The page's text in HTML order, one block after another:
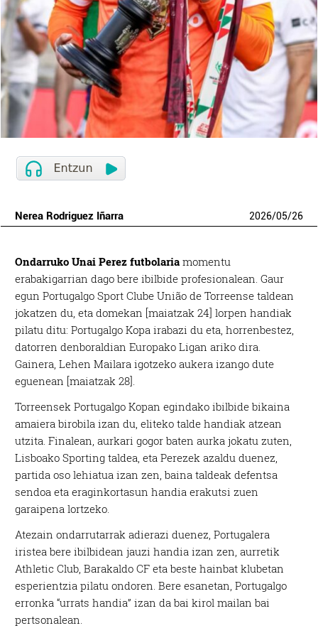
Nerea Rodriguez Iñarra 2026/05/26
OndarrukoUnai Perez futbolaria momentu
erabakigarrian dago bere ibilbide profesionalean. Gaur
egun PortugalgoSport Clube União de Torreense taldean
jokatzen du, eta domekan [maiatzak 24] lorpen handiak
pilatu ditu: Portugalgo Kopa irabazi du eta, horrenbestez,
datorren denboraldian Europako Ligan ariko dira.
Gainera, Lehen Mailara igotzeko aukera izango dute
eguenean [maiatzak 28].
Torreensek Portugalgo Kopan egindako ibilbide bikaina
amaiera birobila izan du, eliteko talde handiak atzean
utzita. Finalean, aurkari gogor baten aurka jokatu zuten,
Lisboako Sporting taldea, eta Perezek azaldu duenez,
partida oso lehiatua izan zen, baina taldeak defentsa
sendoa eta eraginkortasun handia erakutsi zuen
garaipena lortzeko.
Atezain ondarrutarrak adierazi duenez, Portugalera
iristea bere ibilbidean jauzi handia izan zen, aurretik
Athletic Club ,Barakaldo CF eta beste hainbat klubetan
esperientzia pilatu ondoren. Bere esanetan, Portugalgo
erronka “urrats handia” izan da bai kirol mailan bai
pertsonalean.